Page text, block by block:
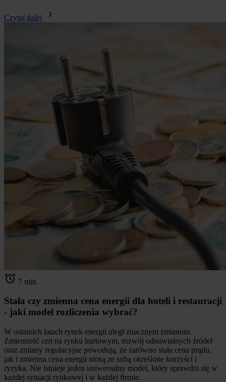
Czytaj dalej
7 min
Stała czy zmienna cena energii dla hoteli i restauracji
- jaki model rozliczenia wybrać?
W ostatnich latach rynek energii uległ znacznym zmianom.
Zmienność cen na rynku hurtowym, rozwój odnawialnych źródeł
oraz zmiany regulacyjne powodują, że zarówno stała cena prądu,
jak i zmienna cena energii niosą ze sobą określone korzyści i
ryzyka. Nie istnieje jeden uniwersalny model, który sprawdzi się w
każdej sytuacji rynkowej i w każdej firmie.